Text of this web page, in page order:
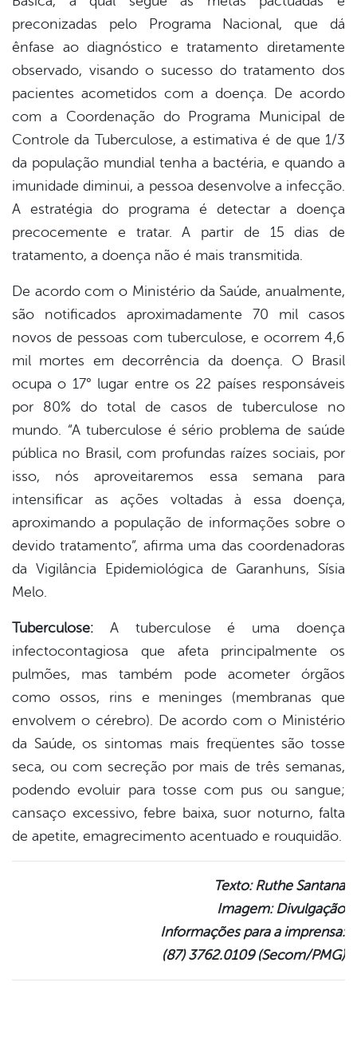
preconizadas pelo Programa Nacional, que dá
ênfase ao diagnóstico e tratamento diretamente
observado, visando o sucesso do tratamento dos
pacientes acometidos com a doença. De acordo
com a Coordenação do Programa Municipal de
Controle da Tuberculose, a estimativa é de que 1/3
da população mundial tenha a bactéria, e quando a
imunidade diminui, a pessoa desenvolve a infecção.
A estratégia do programa é detectar a doença
precocemente e tratar. A partir de 15 dias de
tratamento, a doença não é mais transmitida.
De acordo com o Ministério da Saúde, anualmente,
são notificados aproximadamente 70 mil casos
novos de pessoas com tuberculose, e ocorrem 4,6
mil mortes em decorrência da doença. O Brasil
ocupa o 17° lugar entre os 22 países responsáveis
por 80% do total de casos de tuberculose no
mundo. “A tuberculose é sério problema de saúde
pública no Brasil, com profundas raízes sociais, por
isso, nós aproveitaremos essa semana para
intensificar as ações voltadas à essa doença,
aproximando a população de informações sobre o
devido tratamento”, afirma uma das coordenadoras
da Vigilância Epidemiológica de Garanhuns, Sísia
Melo.
Tuberculose: A tuberculose é uma doença
infectocontagiosa que afeta principalmente os
pulmões, mas também pode acometer órgãos
como ossos, rins e meninges (membranas que
envolvem o cérebro). De acordo com o Ministério
da Saúde, os sintomas mais freqüentes são tosse
seca, ou com secreção por mais de três semanas,
podendo evoluir para tosse com pus ou sangue;
cansaço excessivo, febre baixa, suor noturno, falta
de apetite, emagrecimento acentuado e rouquidão.
Texto: Ruthe Santana
Imagem: Divulgação
Informações para a imprensa:
(87) 3762.0109 (Secom/PMG)